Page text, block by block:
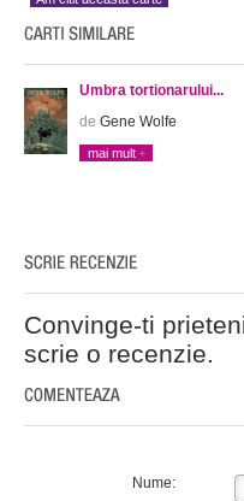
Umbra tortionarului...
de Gene Wolfe
mai mult
Convinge-ti
scrie o recenzie.
Nume: